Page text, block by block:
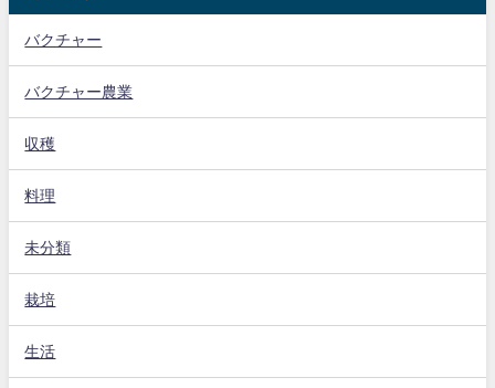
バクチャー
バクチャー農業
収穫
料理
未分類
栽培
生活